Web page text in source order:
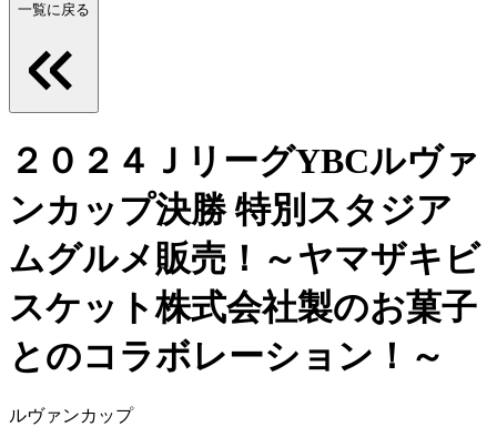
一覧に戻る
２０２４ＪリーグYBCルヴァ
ンカップ決勝 特別スタジア
ムグルメ販売！～ヤマザキビ
スケット株式会社製のお菓子
とのコラボレーション！～
ルヴァンカップ